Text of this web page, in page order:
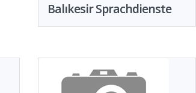
Balıkesir Sprachdienste